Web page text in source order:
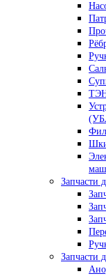
Запчасти
Запчасти